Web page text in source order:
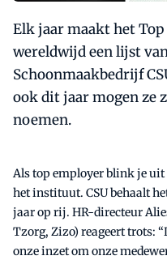
Elk jaar maakt het
wereldwijd een lijst
Schoonmaakbedrijf
ook dit jaar mogen ze
noemen.
Als top employer blink je uit
het instituut. CSU behaalt
jaar op rij. HR-directeur
Tzorg, Zizo) reageert trots:
onze inzet om onze